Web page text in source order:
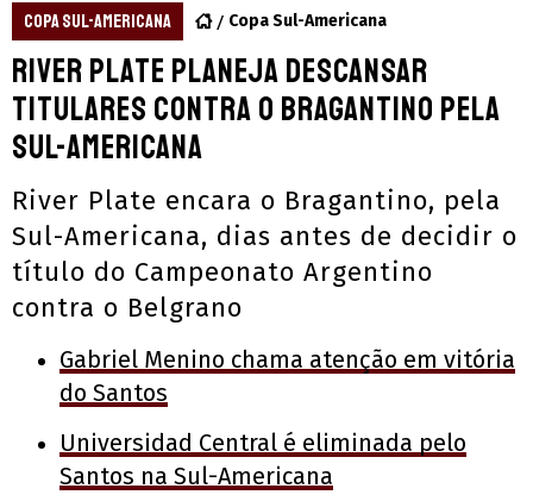
COPA SUL-AMERICANA Copa Sul-Americana
River Plate planeja descansar
titulares contra o Bragantino pela
Sul-Americana
River Plate encara o Bragantino, pela
Sul-Americana, dias antes de decidir o
título do Campeonato Argentino
contra o Belgrano
Gabriel Menino chama atenção em vitória
do Santos
Universidad Central é eliminada pelo
Santos na Sul-Americana